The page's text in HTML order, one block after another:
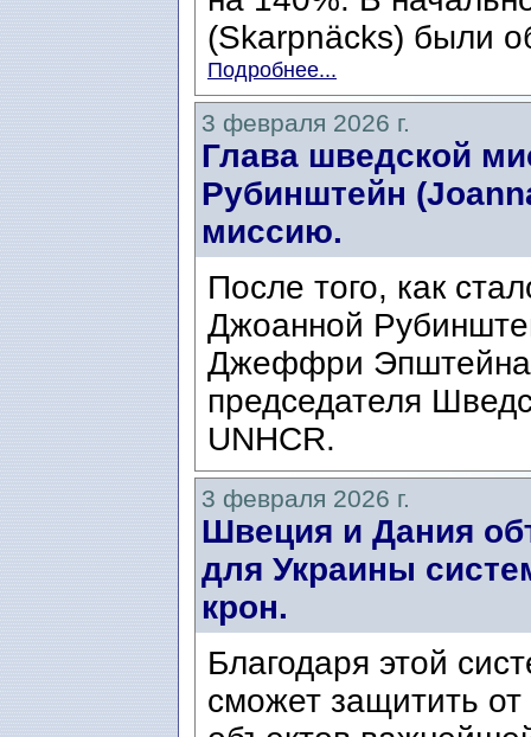
(Skarpnäcks) были
Подробнее...
3 февраля 2026 г.
Глава шведской
Рубинштейн
миссию.
После того, как
Джоанной
Джеффри Эпштейна,
председателя
UNHCR.
3 февраля 2026 г.
Швеция и Дания
для Украины
крон.
Благодаря этой
сможет защитить